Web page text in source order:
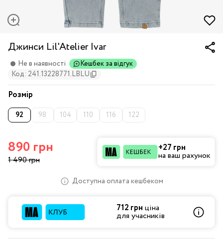
Джинси Lil'Atelier Ivar
Не в наявності
Кешбек за відгук
Код: 241.13228771.LBLU
Розмір
92 98 104 110 116 122
890 грн
1 490 грн
+27 грн
на ваш рахунок
Доступна оплата кешбеком
712 грн ціна
для учасників